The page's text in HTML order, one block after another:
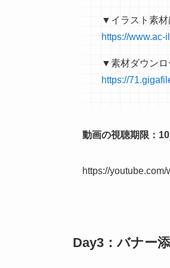
▼イラスト素材
https://www.ac-
▼素材ダウンロ
https://
動画の視聴期限：
https://
Day3：バナー